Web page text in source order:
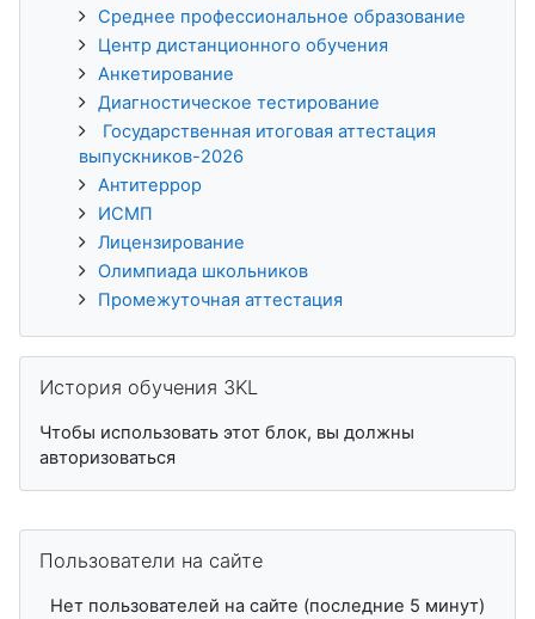
Среднее профессиональное образование
Центр дистанционного обучения
Анкетирование
Диагностическое тестирование
Государственная итоговая аттестация
выпускников-2026
Антитеррор
ИСМП
Лицензирование
Олимпиада школьников
Промежуточная аттестация
История обучения 3KL
Чтобы использовать этот блок, вы должны
авторизоваться
Пользователи на сайте
Нет пользователей на сайте (последние 5 минут)